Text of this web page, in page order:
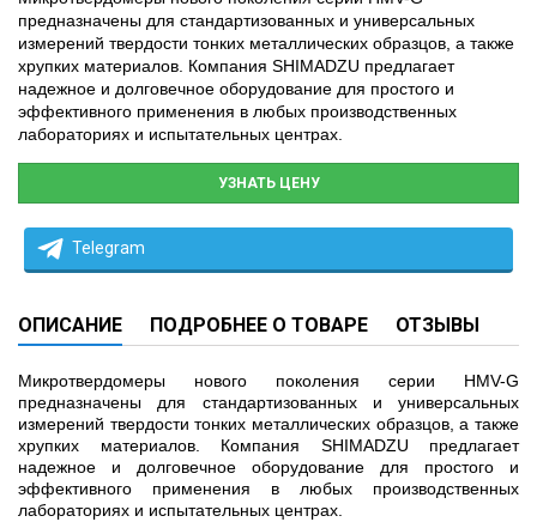
предназначены для стандартизованных и универсальных
измерений твердости тонких металлических образцов, а также
хрупких материалов. Компания SHIMADZU предлагает
надежное и долговечное оборудование для простого и
эффективного применения в любых производственных
лабораториях и испытательных центрах.
УЗНАТЬ ЦЕНУ
Telegram
ОПИСАНИЕ ПОДРОБНЕЕ О ТОВАРЕ ОТЗЫВЫ
Микротвердомеры нового поколения серии HMV-G
предназначены для стандартизованных и универсальных
измерений твердости тонких металлических образцов, а также
хрупких материалов. Компания SHIMADZU предлагает
надежное и долговечное оборудование для простого и
эффективного применения в любых производственных
лабораториях и испытательных центрах.